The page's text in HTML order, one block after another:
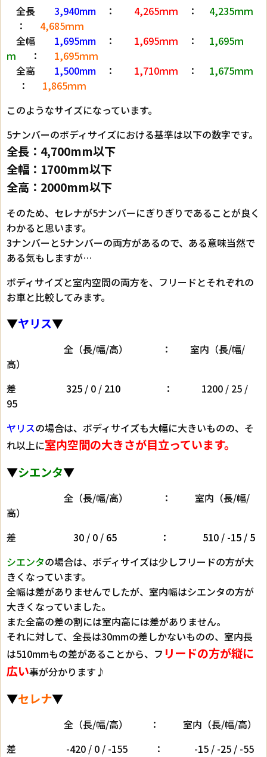
全長 3,940mm ： 4,265ｍｍ ： 4,235ｍｍ
： 4,685ｍｍ
全幅 1,695mm ： 1,695ｍｍ ：
1,695ｍ
ｍ
： 1,695ｍｍ
全高 1,500mm ： 1,710ｍｍ ： 1,675ｍｍ
： 1,865ｍｍ
このようなサイズになっています。
5ナンバーのボディサイズにおける基準は以下の数字です。
全長：4,700mm以下
全幅：1700mm以下
全高：2000mm以下
そのため、セレナが5ナンバーにぎりぎりであることが良く
わかると思います。
3ナンバーと5ナンバーの両方があるので、ある意味当然で
ある気もしますが…
ボディサイズと室内空間の両方を、フリードとそれぞれの
お車と比較してみます。
▼ヤリス▼
全（長/幅/高） ： 室内（長/幅/
高）
差
325 / 0 / 210
： 1200 / 25 /
95
ヤリスの場合は、ボディサイズも大幅に大きいものの、そ
れ以上に室内空間の大きさが目立っています。
▼シエンタ▼
全（長/幅/高） ： 室内（長/幅/
高）
差 30 / 0 / 65 ： 510 / -15 / 5
シエンタの場合は、ボディサイズは少しフリードの方が大
きくなっています。
全幅は差がありませんでしたが、室内幅はシエンタの方が
大きくなっていました。
また全高の差の割には室内高には差がありません。
それに対して、全長は30mmの差しかないものの、室内長
は510mmもの差があることから、フ リードの方が縦に
広い事が分かります♪
▼セレナ▼
全（長/幅/高） ： 室内（長/幅/高）
差 -420 / 0 / -155 ： -15 / -25 / -55